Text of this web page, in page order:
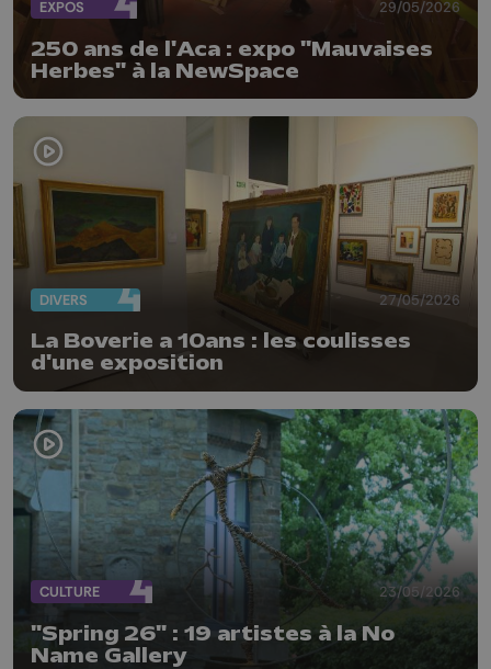
EXPOS 29/05/2026
250 ans de l'Aca : expo "Mauvaises
Herbes" à la NewSpace
DIVERS 27/05/2026
La Boverie a 10ans : les coulisses
d'une exposition
CULTURE 23/05/2026
"Spring 26" : 19 artistes à la No
Name Gallery